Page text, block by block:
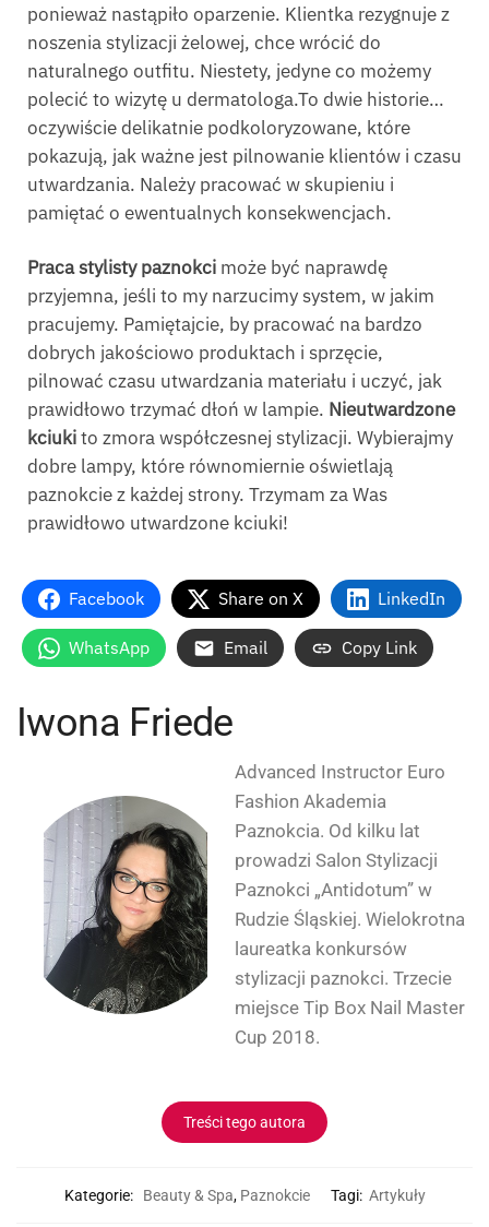
ponieważ nastąpiło oparzenie. Klientka rezygnuje z
noszenia stylizacji żelowej, chce wrócić do
naturalnego outfitu. Niestety, jedyne co możemy
polecić to wizytę u dermatologa.To dwie historie…
oczywiście delikatnie podkoloryzowane, które
pokazują, jak ważne jest pilnowanie klientów i czasu
utwardzania. Należy pracować w skupieniu i
pamiętać o ewentualnych konsekwencjach.
Praca stylisty paznokci może być naprawdę
przyjemna, jeśli to my narzucimy system, w jakim
pracujemy. Pamiętajcie, by pracować na bardzo
dobrych jakościowo produktach i sprzęcie,
pilnować czasu utwardzania materiału i uczyć, jak
prawidłowo trzymać dłoń w lampie. Nieutwardzone
kciukito zmora współczesnej stylizacji. Wybierajmy
dobre lampy, które równomiernie oświetlają
paznokcie z każdej strony. Trzymam za Was
prawidłowo utwardzone kciuki!
Facebook Share on X LinkedIn
WhatsApp Email Copy Link
Iwona Friede
Advanced Instructor Euro
Fashion Akademia
Paznokcia. Od kilku lat
prowadzi Salon Stylizacji
Paznokci „Antidotum” w
Rudzie Śląskiej. Wielokrotna
laureatka konkursów
stylizacji paznokci. Trzecie
miejsce Tip Box Nail Master
Cup 2018.
Treści tego autora
Kategorie: Beauty & Spa, Paznokcie Tagi: Artykuły